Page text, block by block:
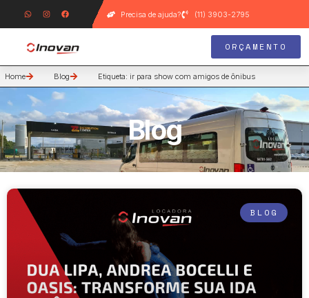
Precisa de ajuda? (11) 3903-2795
ORÇAMENTO
Home Blog Etiqueta: ir para show com amigos de ônibus
Blog
BLOG